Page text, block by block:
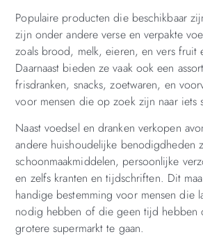
Populaire producten die beschikbaar
zijn onder andere verse en verpakte
zoals brood, melk, eieren, en vers fruit
Daarnaast bieden ze vaak ook een
frisdranken, snacks, zoetwaren, en
voor mensen die op zoek zijn naar iets
Naast voedsel en dranken verkopen
andere huishoudelijke benodigdheden
schoonmaakmiddelen, persoonlijke
en zelfs kranten en tijdschriften. Dit
handige bestemming voor mensen die
nodig hebben of die geen tijd hebben
grotere supermarkt te gaan.